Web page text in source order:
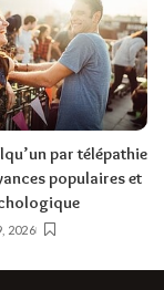
par télépathie
populaires et
2026